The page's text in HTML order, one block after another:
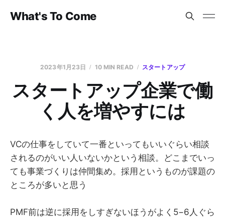
What's To Come
2023年1月23日 10 MIN READ スタートアップ
スタートアップ企業で働
く人を増やすには
VCの仕事をしていて一番といってもいいぐらい相談
されるのがいい人いないかという相談。どこまでいっ
ても事業づくりは仲間集め。採用というものが課題の
ところが多いと思う
PMF前は逆に採用をしすぎないほうがよく5−6人ぐら